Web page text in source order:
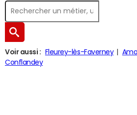
Voir aussi : Fleurey-lès-Faverney
Conflandey